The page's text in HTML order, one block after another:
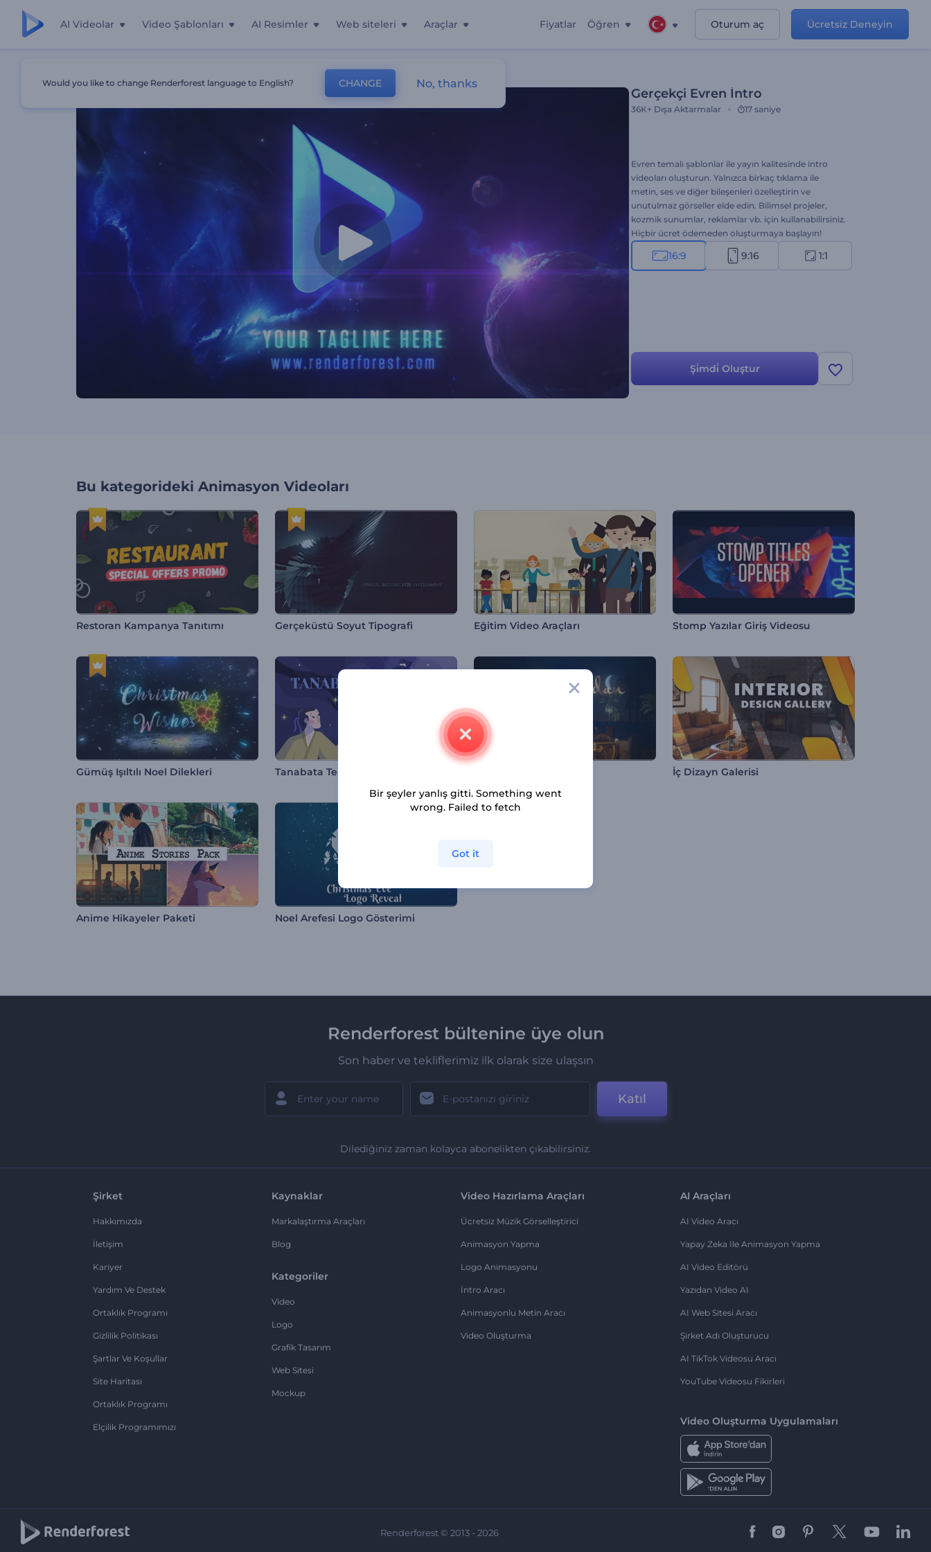
AI Videolar Video Şablonları AI Resimler Web siteleri Araçlar Fiyatlar Öğren Oturum aç Ücretsiz Deneyin
Gerçekçi Evren İntro
36K+ Dışa Aktarmalar 17 saniye
Evren temalı şablonlar ile yayın kalitesinde intro
videoları oluşturun. Yalnızca birkaç tıklama ile
metin, ses ve diğer bileşenleri özelleştirin ve
unutulmaz görseller elde edin. Bilimsel projeler,
kozmik sunumlar, reklamlar vb. için kullanabilirsiniz.
Hiçbir ücret ödemeden oluşturmaya başlayın!
16:9 9:16 1:1
Şi̇mdi̇ Oluştur
Bu kategorideki Animasyon Videoları
Restoran Kampanya Tanıtımı Gerçeküstü Soyut Tipografi Eğitim Video Araçları Stomp Yazılar Giriş Videosu
Gümüş Işıltılı Noel Dilekleri Tanabata Tebrik Animasyonu İç Dizayn Galerisi
Anime Hikayeler Paketi Noel Arefesi Logo Gösterimi
Renderforest bültenine üye olun
Son haber ve tekliflerimiz ilk olarak size ulaşsın
Katıl
Dilediğiniz zaman kolayca abonelikten çıkabilirsiniz.
Şirket
Hakkımızda
İletişim
Kariyer
Yardım Ve Destek
Ortaklık Programı
Gizlilik Politikası
Şartlar Ve Koşullar
Site Haritası
Ortaklık Programı
Elçilik Programımızı
Kaynaklar
Markalaştırma Araçları
Blog
Kategoriler
Video
Logo
Grafik Tasarım
Web Sitesi
Mockup
Video Hazırlama Araçları
Ücretsiz Müzik Görselleştirici
Animasyon Yapma
Logo Animasyonu
İntro Aracı
Animasyonlu Metin Aracı
Video Oluşturma
AI Araçları
AI Video Aracı
Yapay Zeka Ile Animasyon Yapma
AI Video Editörü
Yazıdan Video AI
AI Web Sitesi Aracı
Şirket Adı Oluşturucu
AI TikTok Videosu Aracı
YouTube Videosu Fikirleri
Video Oluşturma Uygulamaları
Renderforest © 2013 - 2026
Would you like to change Renderforest language to English? CHANGE No, thanks
Bir şeyler yanlış gitti. Something went
wrong. Failed to fetch
Got it